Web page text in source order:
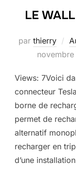
LE
par thierry
Views: 7Voici
connecteur
borne de
permet de
alternatif
recharger en
d’une